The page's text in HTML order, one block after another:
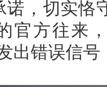
诺，切实恪
官方往来
出错误信